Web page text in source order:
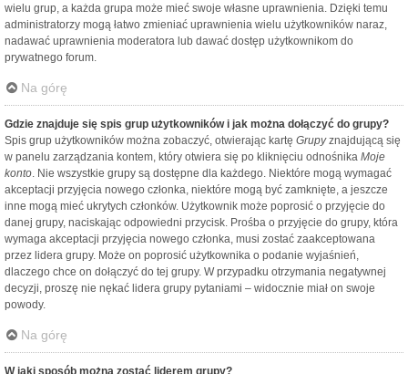
wielu grup, a każda grupa może mieć swoje własne uprawnienia. Dzięki temu
administratorzy mogą łatwo zmieniać uprawnienia wielu użytkowników naraz,
nadawać uprawnienia moderatora lub dawać dostęp użytkownikom do
prywatnego forum.
Na górę
Gdzie znajduje się spis grup użytkowników i jak można dołączyć do grupy?
Spis grup użytkowników można zobaczyć, otwierając kartę Grupyznajdującą się
w panelu zarządzania kontem, który otwiera się po kliknięciu odnośnika Moje
konto. Nie wszystkie grupy są dostępne dla każdego. Niektóre mogą wymagać
akceptacji przyjęcia nowego członka, niektóre mogą być zamknięte, a jeszcze
inne mogą mieć ukrytych członków. Użytkownik może poprosić o przyjęcie do
danej grupy, naciskając odpowiedni przycisk. Prośba o przyjęcie do grupy, która
wymaga akceptacji przyjęcia nowego członka, musi zostać zaakceptowana
przez lidera grupy. Może on poprosić użytkownika o podanie wyjaśnień,
dlaczego chce on dołączyć do tej grupy. W przypadku otrzymania negatywnej
decyzji, proszę nie nękać lidera grupy pytaniami – widocznie miał on swoje
powody.
Na górę
W jaki sposób można zostać liderem grupy?